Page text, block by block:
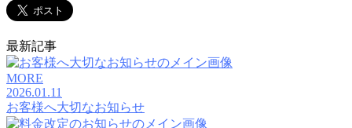
最新記事
MORE
2026.01.11
お客様へ大切なお知らせ